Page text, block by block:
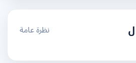
نظرة عامة